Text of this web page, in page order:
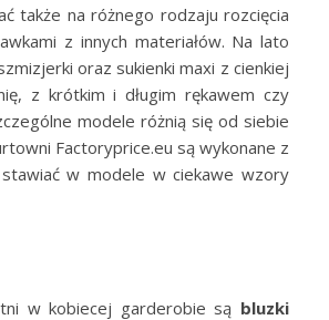
także na różnego rodzaju rozcięcia
z innych materiałów. Na lato
oraz sukienki maxi z cienkiej
z krótkim i długim rękawem czy
modele różnią się od siebie
Factoryprice.eu są wykonane z
stawiać w modele w ciekawe wzory
w kobiecej garderobie są bluzki